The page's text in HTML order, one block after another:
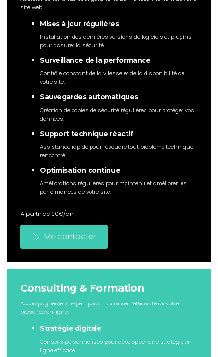
site web.
Mises à jour régulières
Installation des dernières versions de logiciels et plugins
pour assurer la sécurité.
Surveillance de la performance
Contrôle constant de la vitesse et de la disponibilité de
votre site.
Sauvegardes automatiques
Création de copies de sécurité régulières pour protéger vos
données.
Support technique réactif
Assistance rapide pour résoudre tout problème technique
rencontré.
Optimisation continue
Améliorations régulières pour maintenir et améliorer les
performances de votre site.
À partir de 90€/an
Me contacter
Consulting & Formation
Accompagnement expert pour maximiser l’efficacité de votre
présence en ligne.
Stratégie digitale
Conseils personnalisés pour développer une stratégie en
ligne efficace.